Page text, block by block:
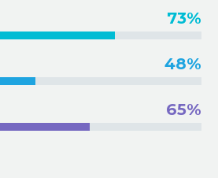
73%
48%
65%